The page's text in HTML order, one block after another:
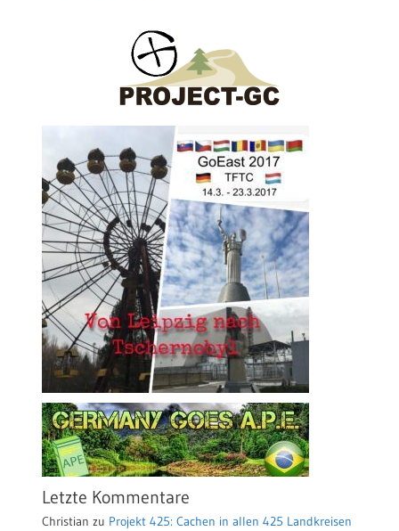
Letzte Kommentare
Christian zu Projekt 425: Cachen in allen 425 Landkreisen